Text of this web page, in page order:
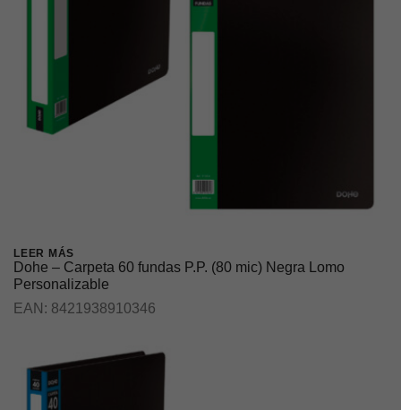
LEER MÁS
Dohe – Carpeta 60 fundas P.P. (80 mic) Negra Lomo
Personalizable
EAN: 8421938910346